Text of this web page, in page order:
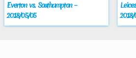
Everton vs. Southampton –
2018/05/05